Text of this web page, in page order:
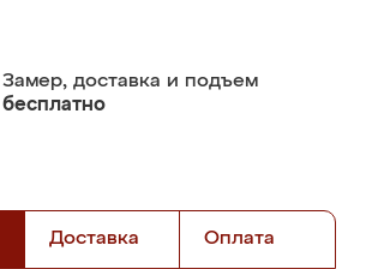
Замер, доставка и подъем
бесплатно
Доставка Оплата